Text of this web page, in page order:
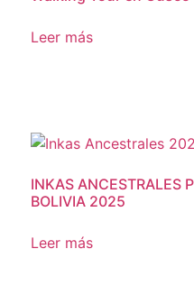
Leer más
INKAS ANCESTRALES
BOLIVIA 2025
Leer más